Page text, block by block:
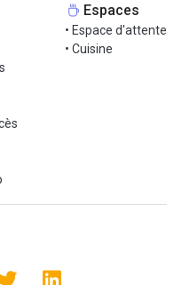
sur cet espace de
est également possible.
à vous d'apporter vos
Espaces
• Espace d'attente
• Cuisine